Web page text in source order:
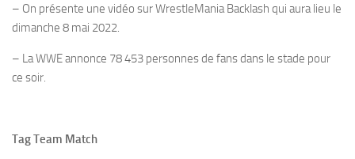
– On présente une vidéo sur WrestleMania Backlash qui aura lieu le
dimanche 8 mai 2022.
– La WWE annonce 78 453 personnes de fans dans le stade pour
ce soir.
Tag Team Match